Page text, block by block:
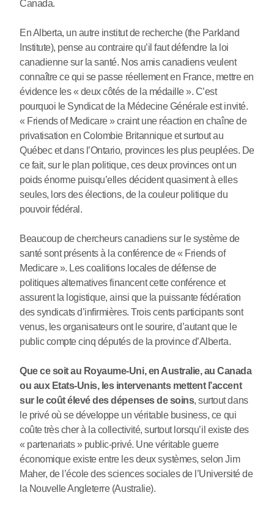
Canada.
En Alberta, un autre institut de recherche (the Parkland
Institute), pense au contraire qu’il faut défendre la loi
canadienne sur la santé. Nos amis canadiens veulent
connaître ce qui se passe réellement en France, mettre en
évidence les « deux côtés de la médaille ». C’est
pourquoi le Syndicat de la Médecine Générale est invité.
« Friends of Medicare » craint une réaction en chaîne de
privatisation en Colombie Britannique et surtout au
Québec et dans l’Ontario, provinces les plus peuplées. De
ce fait, sur le plan politique, ces deux provinces ont un
poids énorme puisqu’elles décident quasiment à elles
seules, lors des élections, de la couleur politique du
pouvoir fédéral.
Beaucoup de chercheurs canadiens sur le système de
santé sont présents à la conférence de « Friends of
Medicare ». Les coalitions locales de défense de
politiques alternatives financent cette conférence et
assurent la logistique, ainsi que la puissante fédération
des syndicats d’infirmières. Trois cents participants sont
venus, les organisateurs ont le sourire, d’autant que le
public compte cinq députés de la province d’Alberta.
Que ce soit au Royaume-Uni, en Australie, au Canada
ou aux Etats-Unis, les intervenants mettent l’accent
sur le coût élevé des dépenses de soins, surtout dans
le privé où se développe un véritable business, ce qui
coûte très cher à la collectivité, surtout lorsqu’il existe des
« partenariats » public-privé. Une véritable guerre
économique existe entre les deux systèmes, selon Jim
Maher, de l’école des sciences sociales de l’Université de
la Nouvelle Angleterre (Australie).